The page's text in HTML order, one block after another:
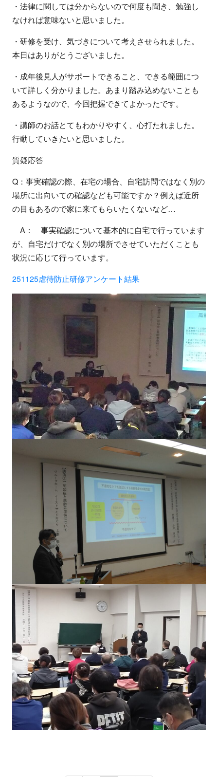
・法律に関しては分からないので何度も聞き、勉強し
なければ意味ないと思いました。
・研修を受け、気づきについて考えさせられました。
本日はありがとうございました。
・成年後見人がサポートできること、できる範囲につ
いて詳しく分かりました。あまり踏み込めないことも
あるようなので、今回把握できてよかったです。
・講師のお話とてもわかりやすく、心打たれました。
行動していきたいと思いました。
質疑応答
Q：事実確認の際、在宅の場合、自宅訪問ではなく別の
場所に出向いての確認なども可能ですか？例えば近所
の目もあるので家に来てもらいたくないなど…
A： 事実確認について基本的に自宅で行っています
が、自宅だけでなく別の場所でさせていただくことも
状況に応じて行っています。
251125虐待防止研修アンケート結果